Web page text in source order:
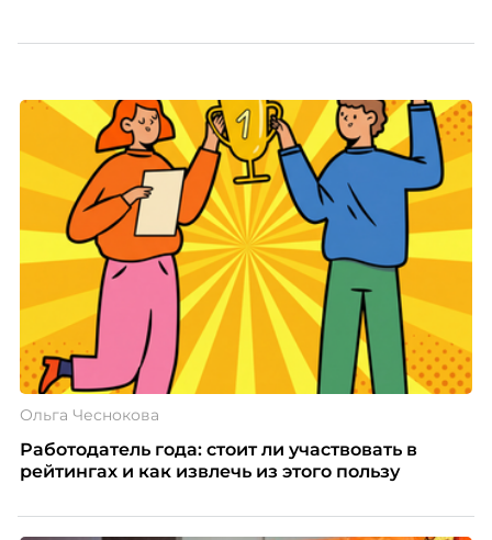
Ольга Чеснокова
Работодатель года: стоит ли участвовать в
рейтингах и как извлечь из этого пользу